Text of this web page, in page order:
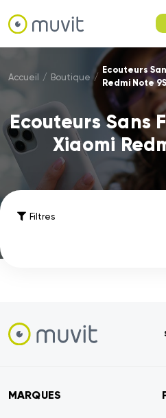
Accueil / Boutique /
Ecouteurs
Redmi Note 9S
Ecouteurs Sans
Xiaomi
Filtres
MARQUES